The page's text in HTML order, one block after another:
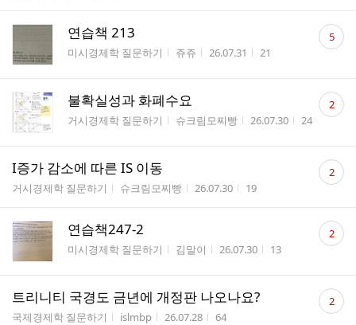
연습책 213
게시판명
미시경제학 질문하기 작성자
쥬쥬 작성시간
26.07.31 조회수
21
댓
글 5
불확실성과 화폐수요
게시판명
거시경제학 질문하기 작성자
슈크림모찌빵 작성시간
26.07.30 조회수
24
댓
글 2
I증가 감소에 따른 IS 이동
게시판명
거시경제학 질문하기 작성자
슈크림모찌빵 작성시간
26.07.30 조회수
19
댓
글 2
연습책247-2
게시판명
미시경제학 질문하기 작성자
김말이 작성시간
26.07.30 조회수
13
댓
글 2
트리니티 국경도 금년에 개정판 나오나요?
게시판명
국제경제학 질문하기 작성자
islmbp 작성시간
26.07.28 조회수
64
댓
글 2